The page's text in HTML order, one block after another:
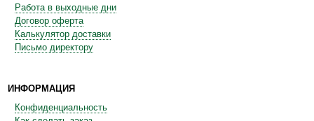
Работа в выходные дни
Договор оферта
Калькулятор доставки
Письмо директору
ИНФОРМАЦИЯ
Конфиденциальность